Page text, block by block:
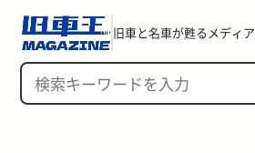
旧車と名車が甦るメディア